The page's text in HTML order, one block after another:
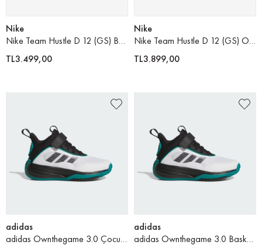
Nike
Nike Team Hustle D 12 (GS) Basketbol Ayakkabısı
TL3.499,00
Nike
Nike Team Hustle D 12 (GS) Older Çocuk Basketbol Ayakkabısı
TL3.899,00
adidas
adidas Ownthegame 3.0 Çocuk Basketbol Ayakkabısı
adidas
adidas Ownthegame 3.0 Basketbol Ayakkabısı